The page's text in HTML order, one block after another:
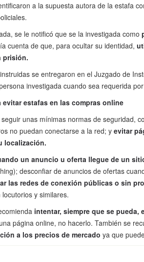
a la supuesta autora de la estafa
se le notificó que se la investigada como
cuenta de que, para ocultar su identidad,
prisión.
se entregaron en el Juzgado de
investigada cuando sea requerida
evitar estafas en las compras online
unas mínimas normas de seguridad,
no puedan conectarse a la red; y evitar
localización.
un anuncio u oferta llegue de un
desconfiar de anuncios de ofertas
las redes de conexión públicas o sin
y similares.
intentar, siempre que se pueda,
página online, no hacerlo. También se
a los precios de mercado ya que